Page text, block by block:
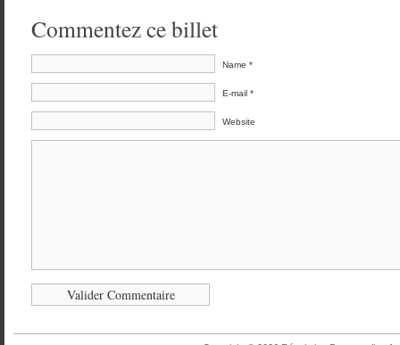
Commentez ce billet
Name *
E-mail *
Website